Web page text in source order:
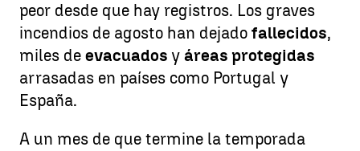
peor desde que hay registros. Los graves
incendios de agosto han dejado fallecidos,
miles de evacuados y áreas protegidas
arrasadas en países como Portugal y
España.
A un mes de que termine la temporada